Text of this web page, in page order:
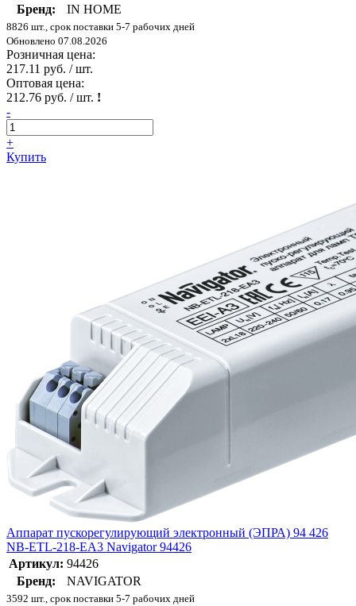
Бренд:
IN HOME
8826 шт., срок поставки 5-7 рабочих дней
Обновлено 07.08.2026
Розничная цена:
217.11 руб. / шт.
Оптовая цена:
212.76 руб. / шт. !
-
+
Купить
Аппарат пускорегулирующий электронный (ЭПРА) 94 426
NB-ETL-218-EA3 Navigator 94426
Артикул: 94426
Бренд:
NAVIGATOR
3592 шт., срок поставки 5-7 рабочих дней